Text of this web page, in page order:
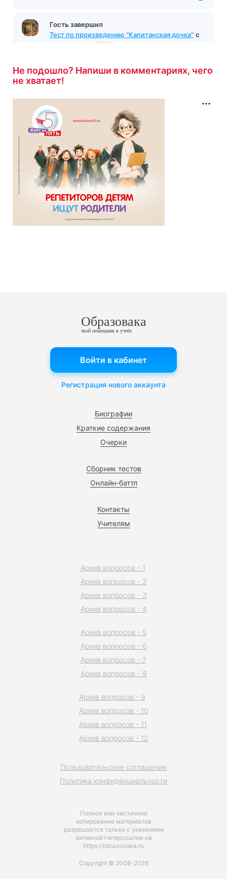
Гость завершил
Тест по произведению "Капитанская дочка" с
9/12
Не подошло? Напиши в комментариях, чего
не хватает!
Образовака
твой помощник в учебе
Биографии
Краткие содержания
Очерки
Сборник тестов
Онлайн-баттл
Контакты
Учителям
Войти в кабинет
Регистрация нового аккаунта
Полное или частичное
копирование материалов
разрешается только с указанием
активной гиперссылки на
https://obrazovaka.ru
Пользовательское соглашение
Политика конфиденциальности
Архив вопросов - 1
Архив вопросов - 2
Архив вопросов - 3
Архив вопросов - 4
Архив вопросов - 5
Архив вопросов - 6
Архив вопросов - 7
Архив вопросов - 8
Архив вопросов - 9
Архив вопросов - 10
Архив вопросов - 11
Архив вопросов - 12
Copyright © 2008-2026